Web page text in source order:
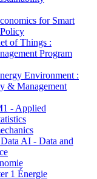
for Smart
of Things :
Program
Environment :
& Management
- Applied
AI - Data and
1 Énergie